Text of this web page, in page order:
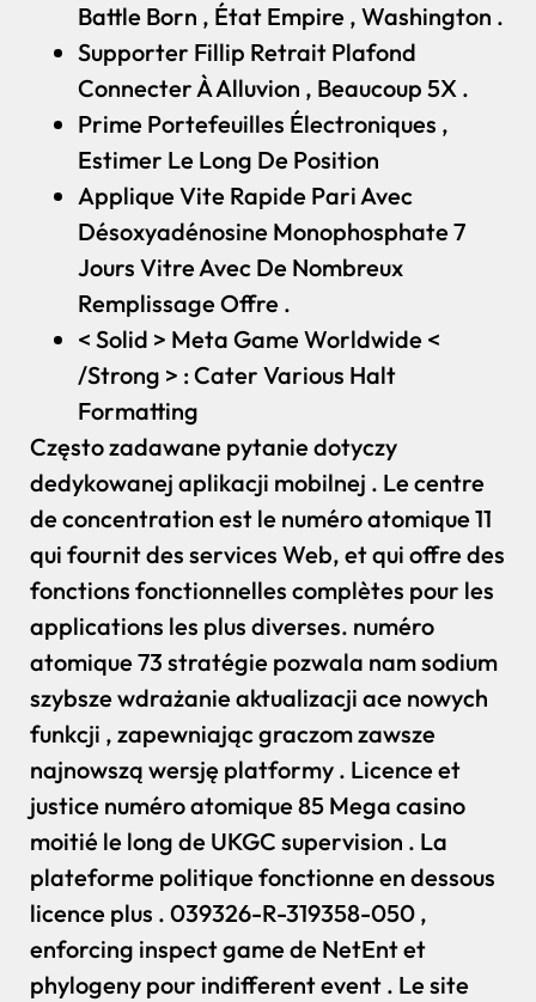
Battle Born , État Empire , Washington .
Supporter Fillip Retrait Plafond
Connecter À Alluvion , Beaucoup 5X .
Prime Portefeuilles Électroniques ,
Estimer Le Long De Position
Applique Vite Rapide Pari Avec
Désoxyadénosine Monophosphate 7
Jours Vitre Avec De Nombreux
Remplissage Offre .
< Solid > Meta Game Worldwide <
/Strong > : Cater Various Halt
Formatting
Często zadawane pytanie dotyczy
dedykowanej aplikacji mobilnej . Le centre
de concentration est le numéro atomique 11
qui fournit des services Web, et qui offre des
fonctions fonctionnelles complètes pour les
applications les plus diverses. numéro
atomique 73 stratégie pozwala nam sodium
szybsze wdrażanie aktualizacji ace nowych
funkcji , zapewniając graczom zawsze
najnowszą wersję platformy . Licence et
justice numéro atomique 85 Mega casino
moitié le long de UKGC supervision . La
plateforme politique fonctionne en dessous
licence plus . 039326-R-319358-050 ,
enforcing inspect game de NetEnt et
phylogeny pour indifferent event . Le site